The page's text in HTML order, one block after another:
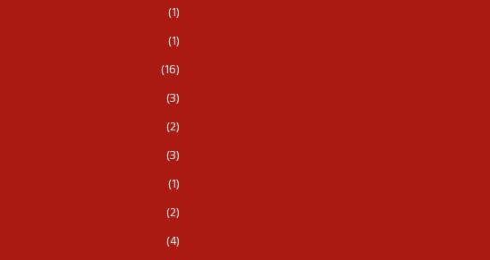
(1)
(1)
(16)
(3)
(2)
(3)
(1)
(2)
(4)